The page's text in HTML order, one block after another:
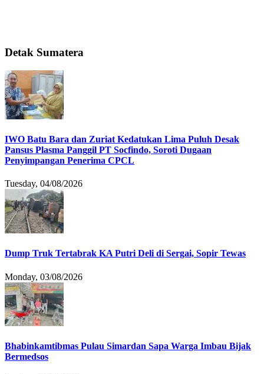
Detak Sumatera
IWO Batu Bara dan Zuriat Kedatukan Lima Puluh Desak
Pansus Plasma Panggil PT Socfindo, Soroti Dugaan
Penyimpangan Penerima CPCL
Tuesday, 04/08/2026
Dump Truk Tertabrak KA Putri Deli di Sergai, Sopir Tewas
Monday, 03/08/2026
Bhabinkamtibmas Pulau Simardan Sapa Warga Imbau Bijak
Bermedsos